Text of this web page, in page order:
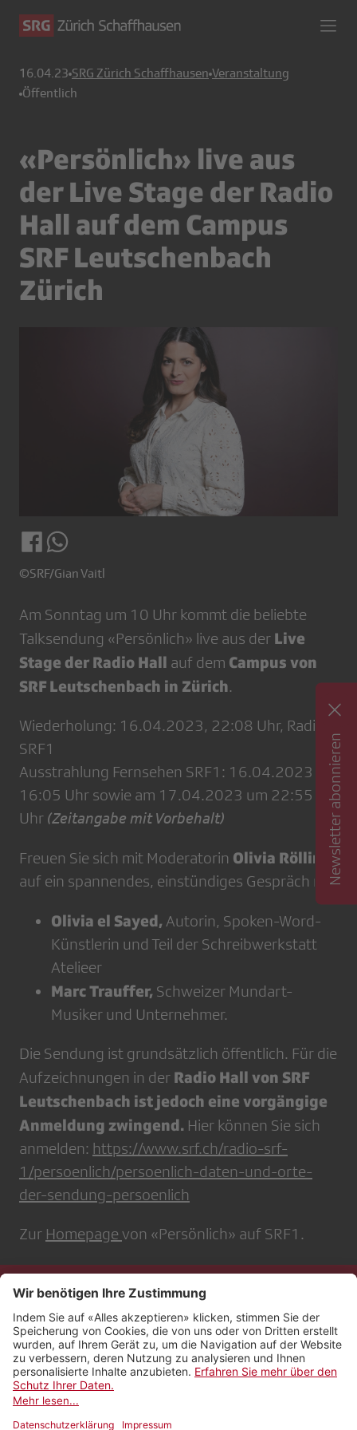
16.04.23 SRG Zürich Schaffhausen Veranstaltung
Öffentlich
«Persönlich» live aus
der Live Stage der Radio
Hall auf dem Campus
SRF Leutschenbach
Zürich
©SRF/Gian Vaitl
Am Sonntag um 10 Uhr kommt die beliebte
Talksendung «Persönlich» live aus der Live
Stage der Radio Hall auf dem Campus von
SRF Leutschenbach in Zürich.
Wiederholung: 16.04.2023, 22:08 Uhr, Radio
SRF1
Ausstrahlung Fernsehen SRF1: 16.04.2023 um
16:05 Uhr sowie am 17.04.2023 um 22:55
Uhr (Zeitangabe mit Vorbehalt)
Freuen Sie sich mit Moderatorin Olivia Röllin
auf ein spannendes, einstündiges Gespräch mit
Olivia el Sayed, Autorin, Spoken-Word-
Künstlerin und Teil der Schreibwerkstatt
Atelieer
Marc Trauffer, Schweizer Mundart-
Musiker und Unternehmer.
Die Sendung ist grundsätzlich öffentlich. Für die
Aufzeichnungen in der Radio Hall von SRF
Leutschenbach ist jedoch eine vorgängige
Anmeldung zwingend. Hier können Sie sich
anmelden: https://www.srf.ch/radio-srf-
1/persoenlich/persoenlich-daten-und-orte-
der-sendung-persoenlich
Zur Homepage von «Persönlich» auf SRF1.
Newsletter abonnieren
Kontakt
Impressum
Rechtliches
Netiquette